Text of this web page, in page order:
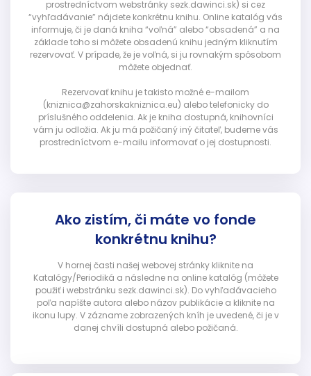
prostredníctvom webstránky sezk.dawinci.sk) si cez
“vyhľadávanie” nájdete konkrétnu knihu. Online katalóg vás
informuje, či je daná kniha “voľná” alebo “obsadená” a na
základe toho si môžete obsadenú knihu jedným kliknutím
rezervovať. V prípade, že je voľná, si ju rovnakým spôsobom
môžete objednať.
Rezervovať knihu je takisto možné e-mailom
(kniznica@zahorskakniznica.eu) alebo telefonicky do
príslušného oddelenia. Ak je kniha dostupná, knihovníci
vám ju odložia. Ak ju má požičaný iný čitateľ, budeme vás
prostredníctvom e-mailu informovať o jej dostupnosti.
Ako zistím, či máte vo fonde
konkrétnu knihu?
V hornej časti našej webovej stránky kliknite na
Katalógy/Periodiká a následne na online katalóg (môžete
použiť i webstránku sezk.dawinci.sk). Do vyhľadávacieho
poľa napíšte autora alebo názov publikácie a kliknite na
ikonu lupy. V zázname zobrazených kníh je uvedené, či je v
danej chvíli dostupná alebo požičaná.